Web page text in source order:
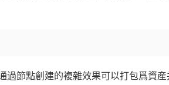
過節點創建的複雜效果可以打包爲資産